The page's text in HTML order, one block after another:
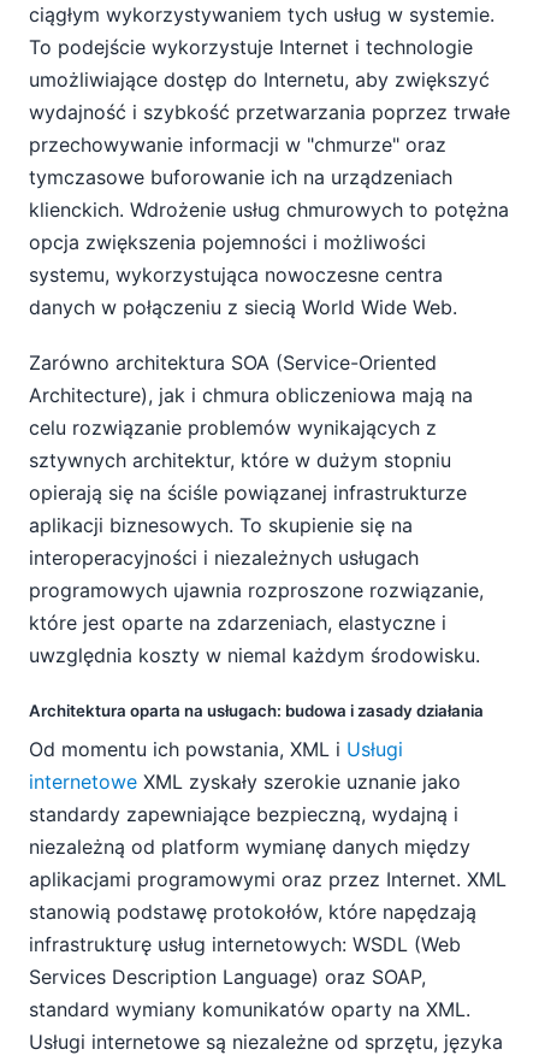
ciągłym wykorzystywaniem tych usług w systemie.
To podejście wykorzystuje Internet i technologie
umożliwiające dostęp do Internetu, aby zwiększyć
wydajność i szybkość przetwarzania poprzez trwałe
przechowywanie informacji w "chmurze" oraz
tymczasowe buforowanie ich na urządzeniach
klienckich. Wdrożenie usług chmurowych to potężna
opcja zwiększenia pojemności i możliwości
systemu, wykorzystująca nowoczesne centra
danych w połączeniu z siecią World Wide Web.
Zarówno architektura SOA (Service-Oriented
Architecture), jak i chmura obliczeniowa mają na
celu rozwiązanie problemów wynikających z
sztywnych architektur, które w dużym stopniu
opierają się na ściśle powiązanej infrastrukturze
aplikacji biznesowych. To skupienie się na
interoperacyjności i niezależnych usługach
programowych ujawnia rozproszone rozwiązanie,
które jest oparte na zdarzeniach, elastyczne i
uwzględnia koszty w niemal każdym środowisku.
Architektura oparta na usługach: budowa i zasady działania
Od momentu ich powstania, XML i Usługi
internetowe XML zyskały szerokie uznanie jako
standardy zapewniające bezpieczną, wydajną i
niezależną od platform wymianę danych między
aplikacjami programowymi oraz przez Internet. XML
stanowią podstawę protokołów, które napędzają
infrastrukturę usług internetowych: WSDL (Web
Services Description Language) oraz SOAP,
standard wymiany komunikatów oparty na XML.
Usługi internetowe są niezależne od sprzętu, języka